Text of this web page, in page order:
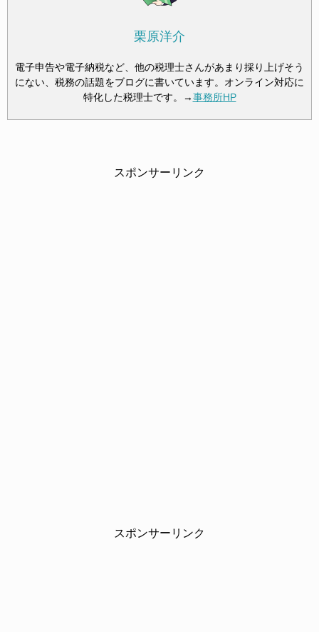
栗原洋介
電子申告や電子納税など、他の税理士さんがあまり採り上げそう
にない、税務の話題をブログに書いています。オンライン対応に
特化した税理士です。→事務所HP
スポンサーリンク
スポンサーリンク